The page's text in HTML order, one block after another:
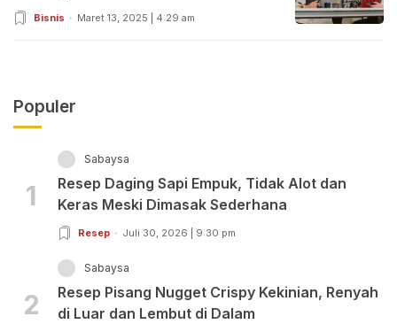
Bisnis Maret 13, 2025 | 4:29 am
Populer
1
Sabaysa
Resep Daging Sapi Empuk, Tidak Alot dan
Keras Meski Dimasak Sederhana
Resep Juli 30, 2026 | 9:30 pm
2
Sabaysa
Resep Pisang Nugget Crispy Kekinian, Renyah
di Luar dan Lembut di Dalam